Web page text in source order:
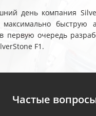
день компания
максимально быструю
первую очередь
F1.
Частые